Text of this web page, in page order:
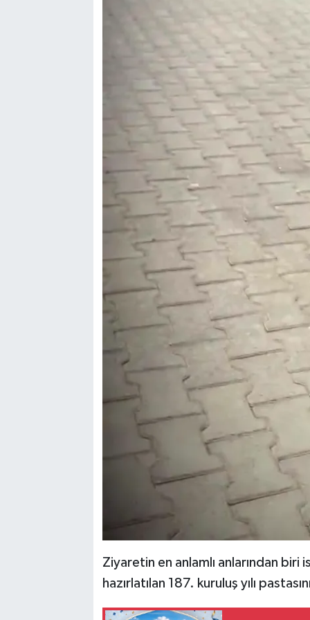
Ziyaretin en anlamlı anlarından
hazırlatılan 187. kuruluş yılı